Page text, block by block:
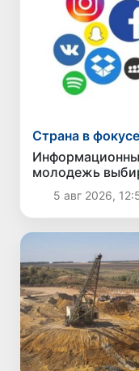
Страна в фокусе
молодежь
старшее
5 авг 2026,